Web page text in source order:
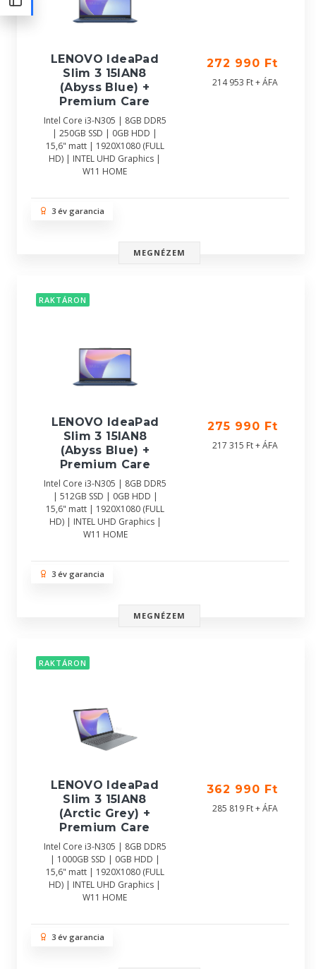
LENOVO IdeaPad
Slim 3 15IAN8
(Abyss Blue) +
Premium Care
Intel Core i3-N305 | 8GB DDR5
| 250GB SSD | 0GB HDD |
15,6" matt | 1920X1080 (FULL
HD) | INTEL UHD Graphics |
W11 HOME
272 990 Ft
214 953 Ft + ÁFA
3 év garancia
MEGNÉZEM
RAKTÁRON
LENOVO IdeaPad
Slim 3 15IAN8
(Abyss Blue) +
Premium Care
Intel Core i3-N305 | 8GB DDR5
| 512GB SSD | 0GB HDD |
15,6" matt | 1920X1080 (FULL
HD) | INTEL UHD Graphics |
W11 HOME
275 990 Ft
217 315 Ft + ÁFA
3 év garancia
MEGNÉZEM
RAKTÁRON
LENOVO IdeaPad
Slim 3 15IAN8
(Arctic Grey) +
Premium Care
Intel Core i3-N305 | 8GB DDR5
| 1000GB SSD | 0GB HDD |
15,6" matt | 1920X1080 (FULL
HD) | INTEL UHD Graphics |
W11 HOME
362 990 Ft
285 819 Ft + ÁFA
3 év garancia